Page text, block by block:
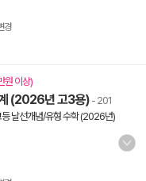
경
원 이상)
(2026년 고3용) - 201
날선개념/유형 수학 (2026년)